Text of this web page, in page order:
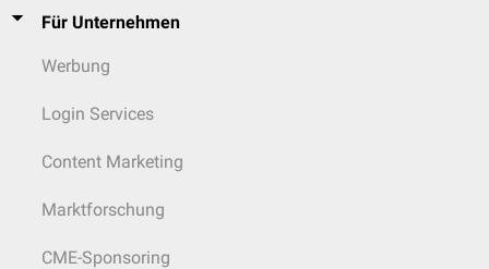
Für Unternehmen
Werbung
Login Services
Content Marketing
Marktforschung
CME-Sponsoring